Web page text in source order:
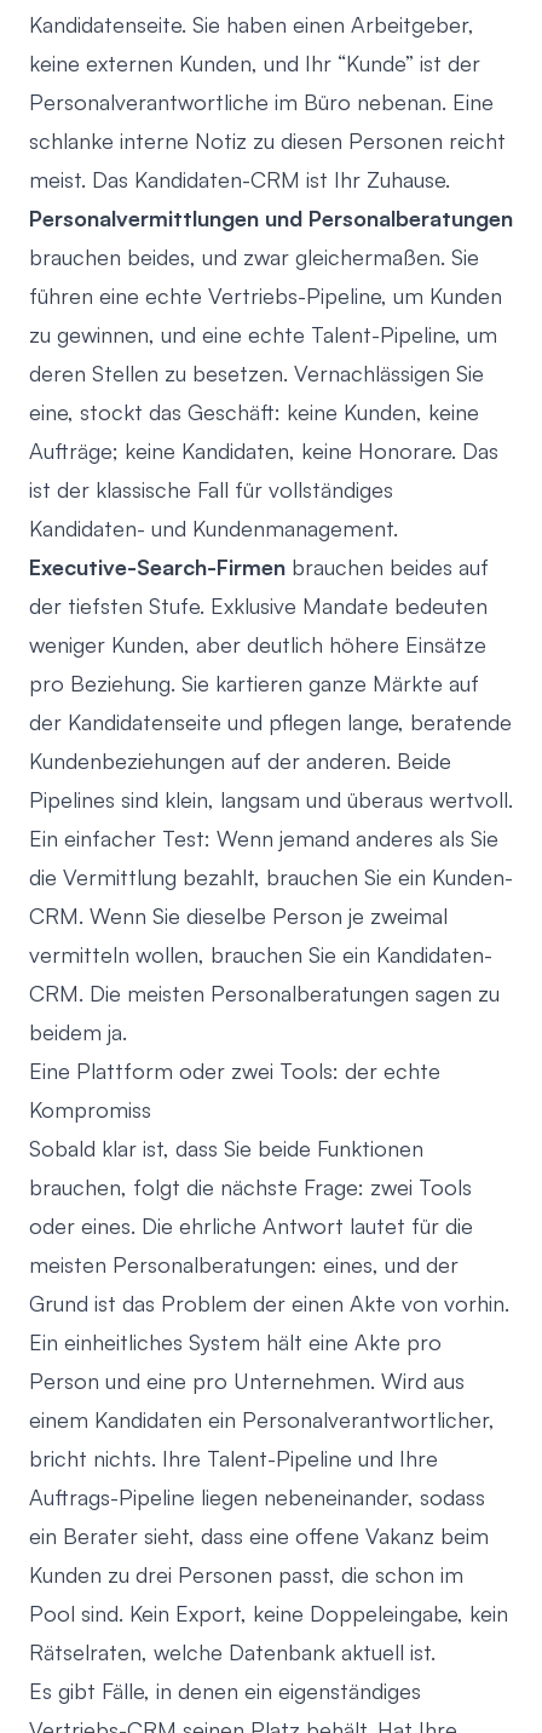
Kandidatenseite. Sie haben einen Arbeitgeber,
keine externen Kunden, und Ihr “Kunde” ist der
Personalverantwortliche im Büro nebenan. Eine
schlanke interne Notiz zu diesen Personen reicht
meist. Das Kandidaten-CRM ist Ihr Zuhause.
Personalvermittlungen und Personalberatungen
brauchen beides, und zwar gleichermaßen. Sie
führen eine echte Vertriebs-Pipeline, um Kunden
zu gewinnen, und eine echte Talent-Pipeline, um
deren Stellen zu besetzen. Vernachlässigen Sie
eine, stockt das Geschäft: keine Kunden, keine
Aufträge; keine Kandidaten, keine Honorare. Das
ist der klassische Fall für vollständiges
Kandidaten- und Kundenmanagement.
Executive-Search-Firmen brauchen beides auf
der tiefsten Stufe. Exklusive Mandate bedeuten
weniger Kunden, aber deutlich höhere Einsätze
pro Beziehung. Sie kartieren ganze Märkte auf
der Kandidatenseite und pflegen lange, beratende
Kundenbeziehungen auf der anderen. Beide
Pipelines sind klein, langsam und überaus wertvoll.
Ein einfacher Test: Wenn jemand anderes als Sie
die Vermittlung bezahlt, brauchen Sie ein Kunden-
CRM. Wenn Sie dieselbe Person je zweimal
vermitteln wollen, brauchen Sie ein Kandidaten-
CRM. Die meisten Personalberatungen sagen zu
beidem ja.
Eine Plattform oder zwei Tools: der echte
Kompromiss
Sobald klar ist, dass Sie beide Funktionen
brauchen, folgt die nächste Frage: zwei Tools
oder eines. Die ehrliche Antwort lautet für die
meisten Personalberatungen: eines, und der
Grund ist das Problem der einen Akte von vorhin.
Ein einheitliches System hält eine Akte pro
Person und eine pro Unternehmen. Wird aus
einem Kandidaten ein Personalverantwortlicher,
bricht nichts. Ihre Talent-Pipeline und Ihre
Auftrags-Pipeline liegen nebeneinander, sodass
ein Berater sieht, dass eine offene Vakanz beim
Kunden zu drei Personen passt, die schon im
Pool sind. Kein Export, keine Doppeleingabe, kein
Rätselraten, welche Datenbank aktuell ist.
Es gibt Fälle, in denen ein eigenständiges